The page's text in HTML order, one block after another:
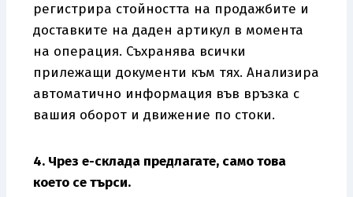
регистрира стойността на продажбите и
доставките на даден артикул в момента
на операция. Съхранява всички
прилежащи документи към тях. Анализира
автоматично информация във връзка с
вашия оборот и движение по стоки.
4. Чрез е-склада предлагате, само това
което се търси.